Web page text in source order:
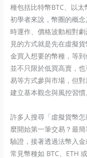
種包括比特幣BTC、以
初學者來說，幣圈的概
時運作、價格波動相對
見的方式就是先在虛擬
金買入想要的幣種，等
並不只限於低買高賣，
易等方式參與市場，但
建立基本觀念與風控習慣
許多人搜尋「虛擬貨幣
麼開始第一筆交易？最
驗證，接著透過法幣入
常見幣種如 BTC、ETH